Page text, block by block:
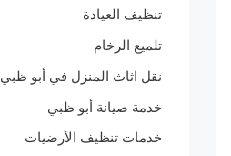
تنظيف العيادة
تلميع الرخام
نقل اثاث المنزل في أبو ظبي
خدمة صيانة أبو ظبي
خدمات تنظيف الأرضيات